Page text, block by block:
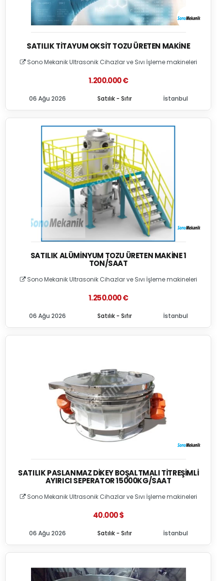
SATILIK TITAYUM OKSIT TOZU ÜRETEN MAKINE
Sono Mekanik Ultrasonik Cihazlar ve Sıvı İşleme makineleri
1.200.000 €
Satılık - Sıfır
06 Ağu 2026 İstanbul
SATILIK ALÜMINYUM TOZU ÜRETEN MAKINE 1
TON/SAAT
Sono Mekanik Ultrasonik Cihazlar ve Sıvı İşleme makineleri
1.250.000 €
Satılık - Sıfır
06 Ağu 2026 İstanbul
SATILIK PASLANMAZ DIKEY BOŞALTMALI TITREŞIMLI
AYIRICI SEPERATOR 15000KG/SAAT
Sono Mekanik Ultrasonik Cihazlar ve Sıvı İşleme makineleri
40.000 $
Satılık - Sıfır
06 Ağu 2026 İstanbul